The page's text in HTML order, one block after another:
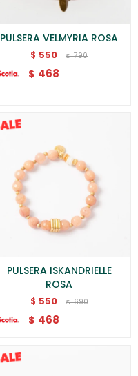
PULSERA VELMYRIA ROSA
$ 550 $ 790
$ 468
PULSERA ISKANDRIELLE
ROSA
$ 550 $ 690
$ 468